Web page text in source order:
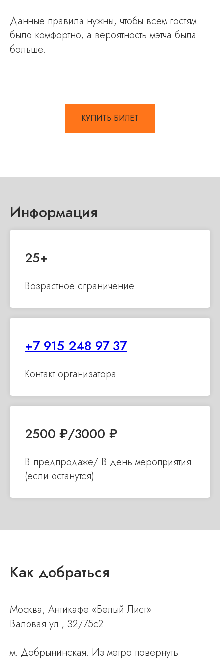
Данные правила нужны, чтобы всем гостям
было комфортно, а вероятность мэтча была
больше.
КУПИТЬ БИЛЕТ
Информация
25 +
Возрастное ограничение
+7 915 248 97 37
Контакт организатора
2500 ₽/3000 ₽
В предпродаже/ В день мероприятия
(если останутся)
Как добраться
Москва, Антикафе «Белый Лист»
Валовая ул., 32/75с2
м. Добрынинская. Из метро пов ернуть